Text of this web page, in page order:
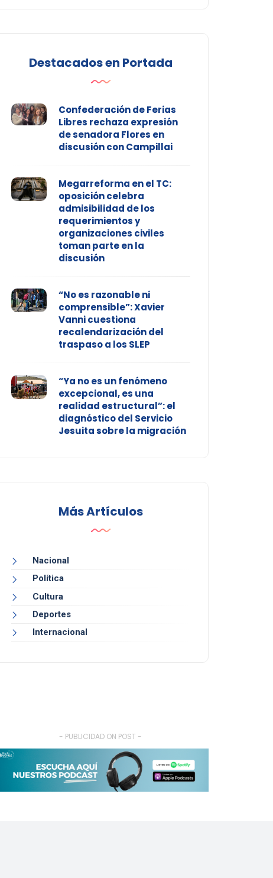
Destacados en Portada
Confederación de Ferias
Libres rechaza expresión
de senadora Flores en
discusión con Campillai
Megarreforma en el TC:
oposición celebra
admisibilidad de los
requerimientos y
organizaciones civiles
toman parte en la
discusión
“No es razonable ni
comprensible”: Xavier
Vanni cuestiona
recalendarización del
traspaso a los SLEP
“Ya no es un fenómeno
excepcional, es una
realidad estructural”: el
diagnóstico del Servicio
Jesuita sobre la migración
Más Artículos
Nacional
Política
Cultura
Deportes
Internacional
- PUBLICIDAD ON POST -